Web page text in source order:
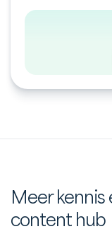
Meer kennis
content hub